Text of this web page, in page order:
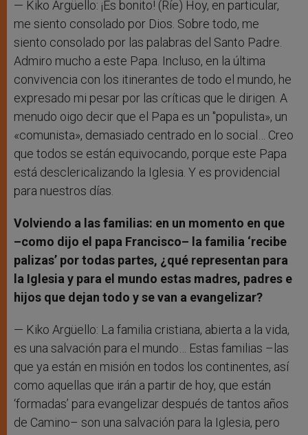
— Kiko Argüello: ¡Es bonito! (Ríe) Hoy, en particular,
me siento consolado por Dios. Sobre todo, me
siento consolado por las palabras del Santo Padre.
Admiro mucho a este Papa. Incluso, en la última
convivencia con los itinerantes de todo el mundo, he
expresado mi pesar por las críticas que le dirigen. A
menudo oigo decir que el Papa es un "populista», un
«comunista», demasiado centrado en lo social… Creo
que todos se están equivocando, porque este Papa
está desclericalizando la Iglesia. Y es providencial
para nuestros días.
Volviendo a las familias: en un momento en que
–como dijo el papa Francisco– la familia ‘recibe
palizas’ por todas partes, ¿qué representan para
la Iglesia y para el mundo estas madres, padres e
hijos que dejan todo y se van a evangelizar?
— Kiko Argüello: La familia cristiana, abierta a la vida,
es una salvación para el mundo… Estas familias –las
que ya están en misión en todos los continentes, así
como aquellas que irán a partir de hoy, que están
‘formadas’ para evangelizar después de tantos años
de Camino– son una salvación para la Iglesia, pero